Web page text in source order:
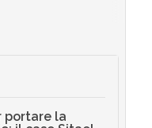
portare la